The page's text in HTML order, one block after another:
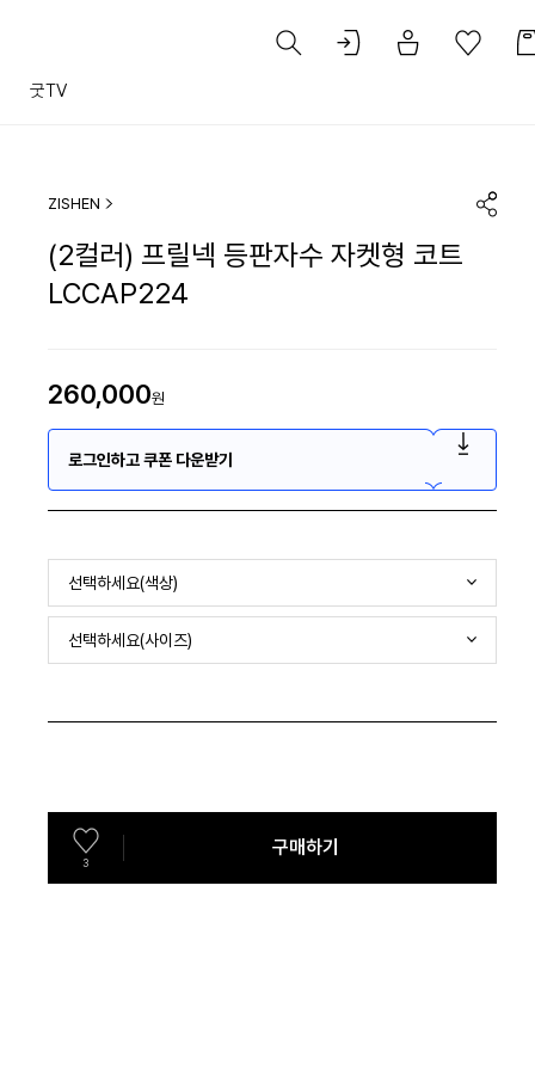
굿TV
ZISHEN
(2컬러) 프릴넥 등판자수 자켓형 코트
LCCAP224
260,000원
로그인하고 쿠폰 다운받기
선택하세요(색상)
선택하세요(사이즈)
3
구매하기